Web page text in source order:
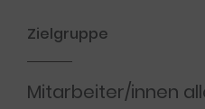
Zielgruppe
Mitarbeiter/innen